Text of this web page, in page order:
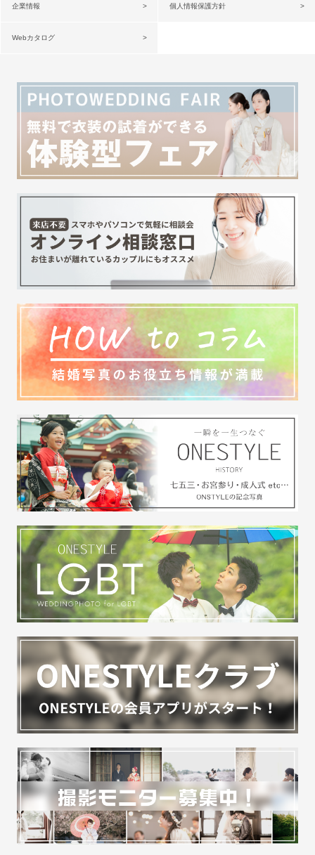
企業情報 個人情報保護方針
Webカタログ